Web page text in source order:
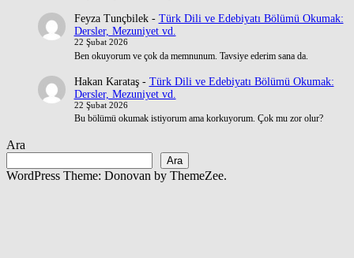
Feyza Tunçbilek- Türk Dili ve Edebiyatı Bölümü Okumak:
Dersler, Mezuniyet vd.
22 Şubat 2026
Ben okuyorum ve çok da memnunum. Tavsiye ederim sana da.
Hakan Karataş- Türk Dili ve Edebiyatı Bölümü Okumak:
Dersler, Mezuniyet vd.
22 Şubat 2026
Bu bölümü okumak istiyorum ama korkuyorum. Çok mu zor olur?
Ara
Ara
WordPress Theme: Donovan by ThemeZee.